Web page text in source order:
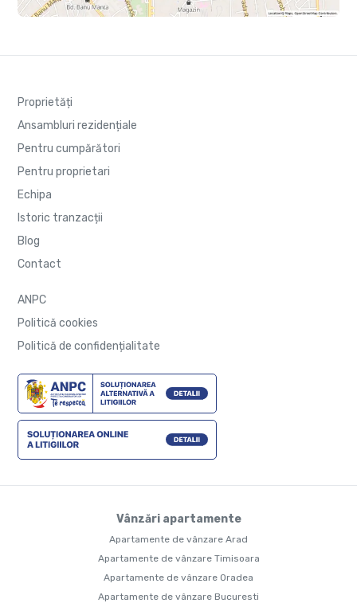
Proprietăți
Ansambluri rezidențiale
Pentru cumpărători
Pentru proprietari
Echipa
Istoric tranzacții
Blog
Contact
ANPC
Politică cookies
Politică de confidențialitate
Vânzări apartamente
Apartamente de vânzare Arad
Apartamente de vânzare Timisoara
Apartamente de vânzare Oradea
Apartamente de vânzare Bucuresti